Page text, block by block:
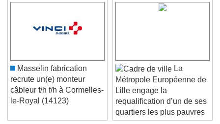
Video Player is loading.
Play Video
Unmute
Current Time0:00
/
Duration-:-
Loaded:0%
Seek to live, currently behind liveLIVE
Masselin fabrication
recrute un(e) monteur
câbleur f/h f/h à Cormelles-
La
Métropole Européenne de
Lille engage la
requalification d’un de ses
quartiers les plus pauvres